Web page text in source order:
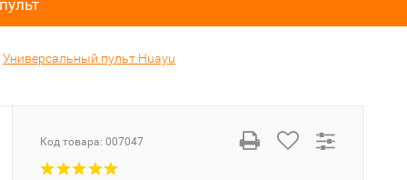
Универсальный пульт Huayu
Код товара: 007047